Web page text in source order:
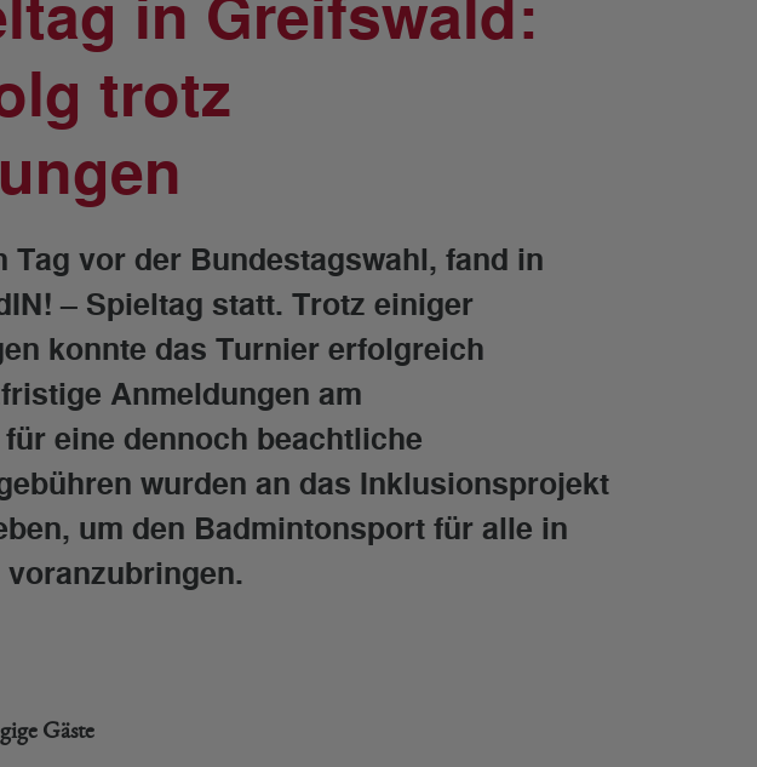
in Greifswald:
trotz
Tag vor der Bundestagswahl, fand in
– Spieltag statt. Trotz einiger
konnte das Turnier erfolgreich
Anmeldungen am
eine dennoch beachtliche
wurden an das Inklusionsprojekt
um den Badmintonsport für alle in
Gäste